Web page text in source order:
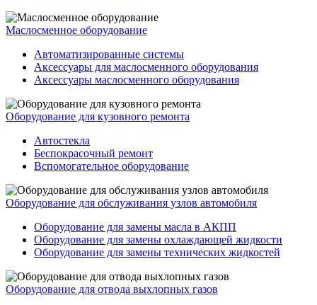
Маслосменное оборудование
Автоматизированные системы
Аксессуары для маслосменного оборудования
Аксессуары маслосменного оборудования
Оборудование для кузовного ремонта
Автостекла
Беспокрасочный ремонт
Вспомогательное оборудование
Оборудование для обслуживания узлов автомобиля
Оборудование для замены масла в АКПП
Оборудование для замены охлаждающей жидкости
Оборудование для замены технических жидкостей
Оборудование для отвода выхлопных газов